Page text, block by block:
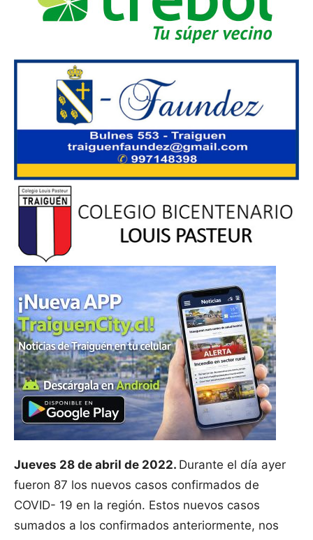
Jueves 28 de abril de 2022. Durante el día ayer
fueron 87 los nuevos casos confirmados de
COVID- 19 en la región. Estos nuevos casos
sumados a los confirmados anteriormente, nos